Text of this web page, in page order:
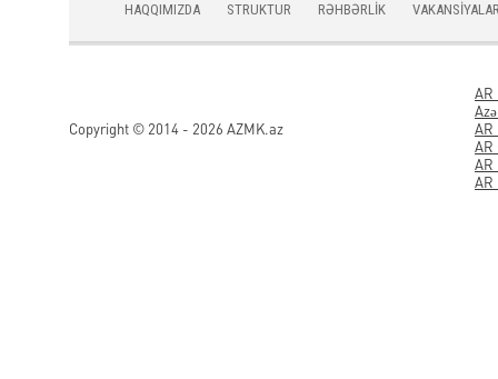
HAQQIMIZDA STRUKTUR RƏHBƏRLİK
Copyright © 2014 - 2026 AZMK.az
AR
AR
AR
AR
AR